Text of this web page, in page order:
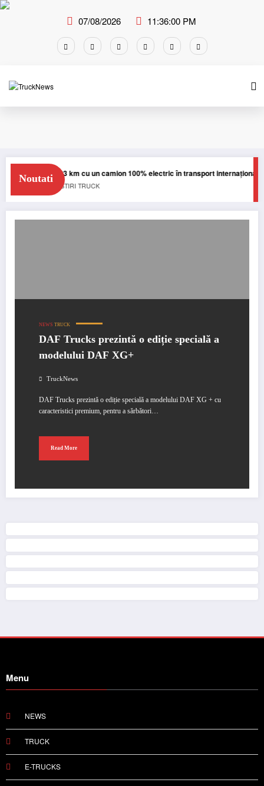
Skip
07/08/2026 11:36:01 PM
Noutati
River: 26.123 km cu un camion 100% electric în transport internațional
STIRI TRUCK
NEWS TRUCK
DAF Trucks prezintă o ediție specială a
modelului DAF XG+
TruckNews
DAF Trucks prezintă o ediție specială a modelului DAF XG + cu
caracteristici premium, pentru a sărbători…
Read More
Menu
NEWS
TRUCK
E-TRUCKS